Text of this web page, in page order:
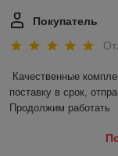
Покупатель
Качественные
поставку в срок,
Продолжим работать